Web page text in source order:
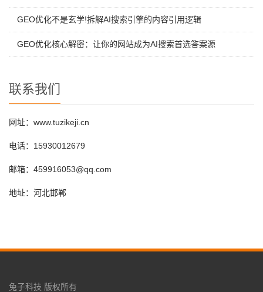
GEO优化不是玄学!拆解AI搜索引擎的内容引用逻辑
GEO优化核心解密：让你的网站成为AI搜索首选答案源
联系我们
网址：www.tuzikeji.cn
电话：15930012679
邮箱：459916053@qq.com
地址：河北邯郸
兔子科技 版权所有